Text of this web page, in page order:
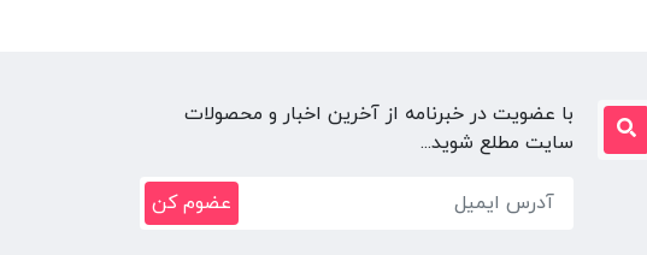
با عضویت در خبرنامه از آخرین اخبار و محصولات
سایت مطلع شوید...